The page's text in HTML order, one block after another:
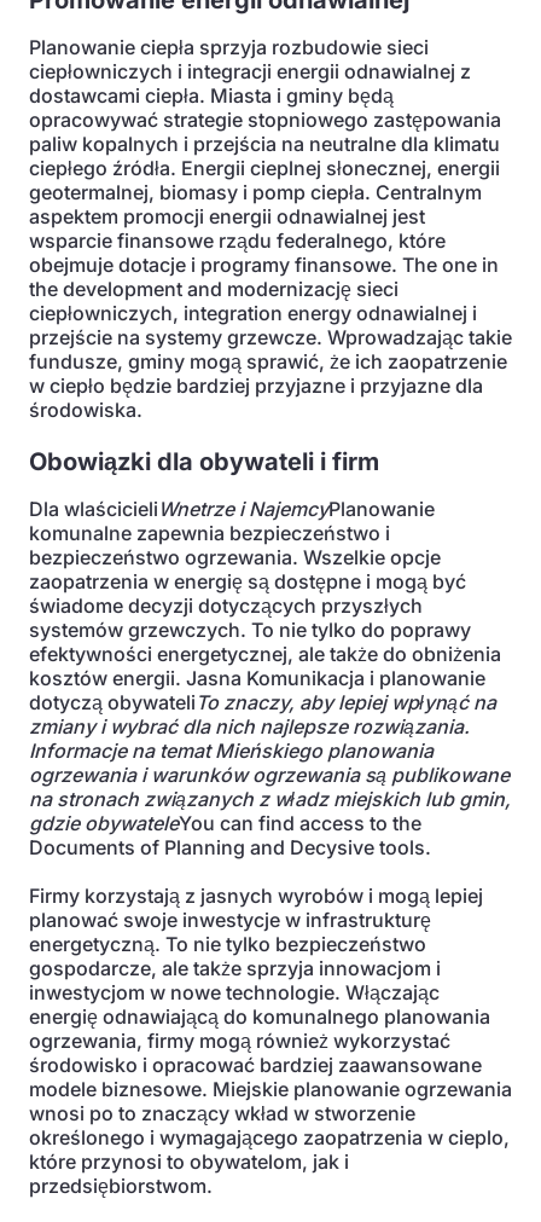
Planowanie ciepła sprzyja rozbudowie sieci
ciepłowniczych i integracji energii odnawialnej z
dostawcami ciepła. Miasta i gminy będą
opracowywać strategie stopniowego zastępowania
paliw kopalnych i przejścia na neutralne dla klimatu
ciepłego źródła. Energii cieplnej słonecznej, energii
geotermalnej, biomasy i pomp ciepła. Centralnym
aspektem promocji energii odnawialnej jest
wsparcie finansowe rządu federalnego, które
obejmuje dotacje i programy finansowe. The one in
the development and modernizację sieci
ciepłowniczych, integration energy odnawialnej i
przejście na systemy grzewcze. Wprowadzając takie
fundusze, gminy mogą sprawić, że ich zaopatrzenie
w ciepło będzie bardziej przyjazne i przyjazne dla
środowiska.
Obowiązki dla obywateli i firm
Dla wlaścicieli Wnetrze i NajemcyPlanowanie
komunalne zapewnia bezpieczeństwo i
bezpieczeństwo ogrzewania. Wszelkie opcje
zaopatrzenia w energię są dostępne i mogą być
świadome decyzji dotyczących przyszłych
systemów grzewczych. To nie tylko do poprawy
efektywności energetycznej, ale także do obniżenia
kosztów energii. Jasna Komunikacja i planowanie
dotyczą obywateli To znaczy, aby lepiej wpłynąć na
zmiany i wybrać dla nich najlepsze rozwiązania.
Informacje na temat Mieńskiego planowania
ogrzewania i warunków ogrzewania są publikowane
na stronach związanych z władz miejskich lub gmin,
gdzie obywateleYou can find access to the
Documents of Planning and Decysive tools.
Firmy korzystają z jasnych wyrobów i mogą lepiej
planować swoje inwestycje w infrastrukturę
energetyczną. To nie tylko bezpieczeństwo
gospodarcze, ale także sprzyja innowacjom i
inwestycjom w nowe technologie. Włączając
energię odnawiającą do komunalnego planowania
ogrzewania, firmy mogą również wykorzystać
środowisko i opracować bardziej zaawansowane
modele biznesowe. Miejskie planowanie ogrzewania
wnosi po to znaczący wkład w stworzenie
określonego i wymagającego zaopatrzenia w cieplo,
które przynosi to obywatelom, jak i
przedsiębiorstwom.